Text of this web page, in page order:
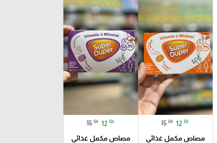
15 ₪ 12 ₪
مصاص مكمل غذائي
15 ₪ 12 ₪
مصاص مكمل غذائي